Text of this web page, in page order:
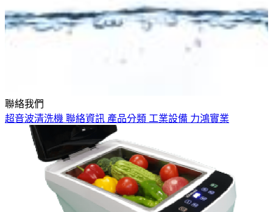
聯絡我們
超音波清洗機 聯絡資訊 產品分類 工業設備 力鴻實業